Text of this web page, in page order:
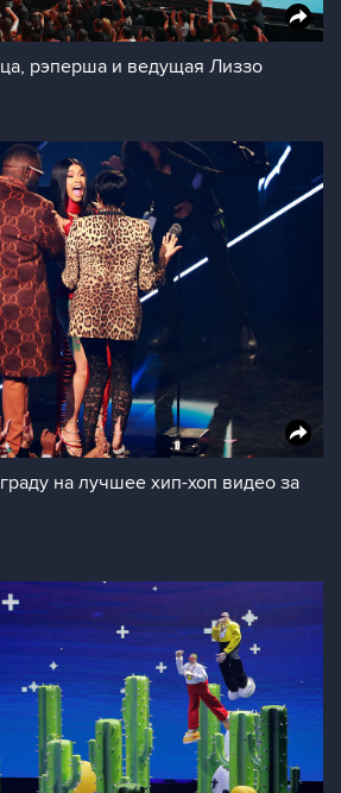
рэперша и ведущая Лиззо
на лучшее хип-хоп видео за